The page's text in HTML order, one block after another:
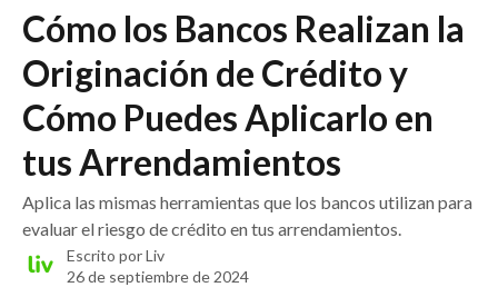
Cómo los Bancos Realizan la
Originación de Crédito y
Cómo Puedes Aplicarlo en
tus Arrendamientos
Aplica las mismas herramientas que los bancos utilizan para
evaluar el riesgo de crédito en tus arrendamientos.
Escrito porLiv
26 de septiembre de 2024